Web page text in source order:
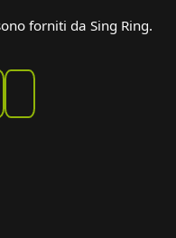
forniti da Sing Ring.